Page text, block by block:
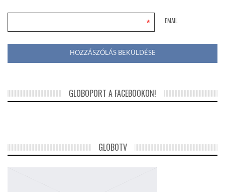
EMAIL
*
GLOBOPORT A FACEBOOKON!
GLOBOTV